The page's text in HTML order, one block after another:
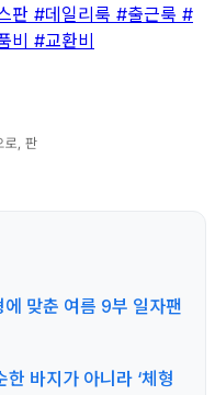
판 #데일리룩 #출근룩 #
비 #교환비
맞춘 여름 9부 일자팬
바지가 아니라 ‘체형